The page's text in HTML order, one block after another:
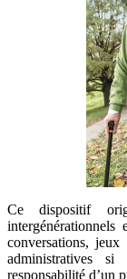
Ce dispositif
intergénérationnels
conversations, jeux
administratives
responsabilité d’un